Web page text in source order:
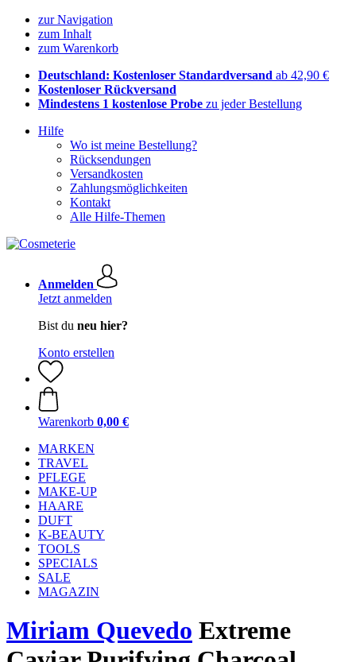
zur Navigation
zum Inhalt
zum Warenkorb
Deutschland: Kostenloser Standardversand ab 42,90 €
Kostenloser Rückversand
Mindestens 1 kostenlose Probe zu jeder Bestellung
Hilfe
Wo ist meine Bestellung?
Rücksendungen
Versandkosten
Zahlungsmöglichkeiten
Kontakt
Alle Hilfe-Themen
Anmelden
Jetzt anmelden
Bist du neu hier?
Konto erstellen
Warenkorb 0,00 €
MARKEN
TRAVEL
PFLEGE
MAKE-UP
HAARE
DUFT
K-BEAUTY
TOOLS
SPECIALS
SALE
MAGAZIN
Miriam Quevedo Extreme